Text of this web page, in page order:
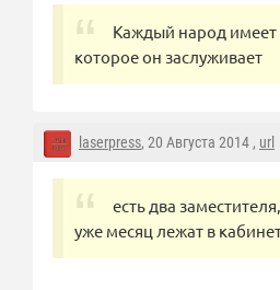
Каждый народ имеет
которое он заслуживает
laserpress, 20 Августа 2014 , url
есть два
уже месяц лежат в